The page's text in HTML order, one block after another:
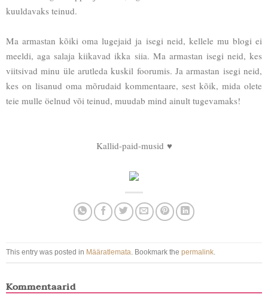
kuuldavaks teinud.
Ma armastan kõiki oma lugejaid ja isegi neid, kellele mu blogi ei
meeldi, aga salaja kiikavad ikka siia. Ma armastan isegi neid, kes
viitsivad minu üle arutleda kuskil foorumis. Ja armastan isegi neid,
kes on lisanud oma mõrudaid kommentaare, sest kõik, mida olete
teie mulle öelnud või teinud, muudab mind ainult tugevamaks!
Kallid-paid-musid ♥
This entry was posted in Määratlemata . Bookmark the permalink.
Kommentaarid